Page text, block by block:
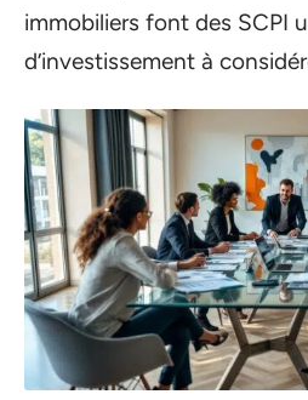
immobiliers font des SCPI
d’investissement à